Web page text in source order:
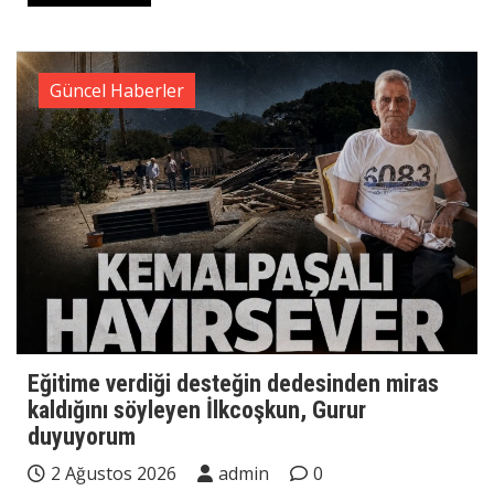
Güncel Haberler
Eğitime verdiği desteğin dedesinden miras
kaldığını söyleyen İlkcoşkun, Gurur
duyuyorum
2 Ağustos 2026 admin
0